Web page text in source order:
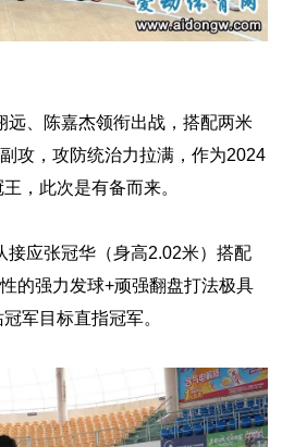
远、陈嘉杰领衔出战，搭配两米
攻，攻防统治力拉满，作为2024
，此次是有备而来。
接应张冠华（身高2.02米）搭配
的强力发球+顽强翻盘打法极具
军目标直指冠军。